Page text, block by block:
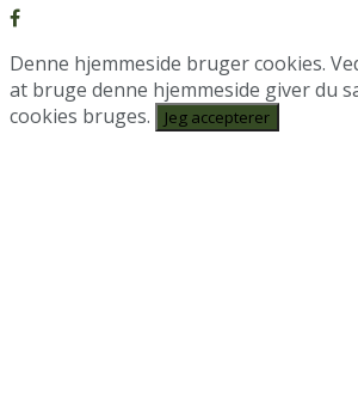
Denne hjemmeside bruger cookies.
at bruge denne hjemmeside giver du
cookies bruges.
Jeg accepterer